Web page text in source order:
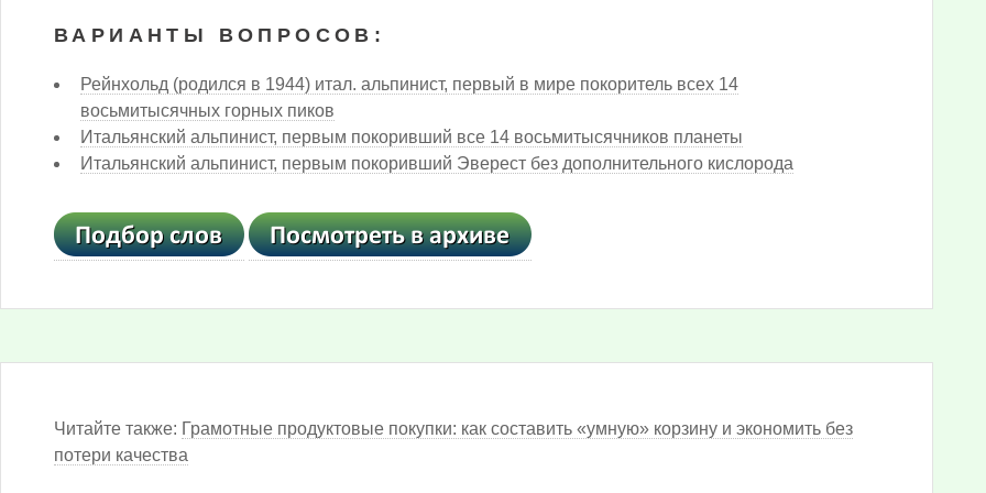
ВАРИАНТЫ ВОПРОСОВ:
Рейнхольд (родился в 1944) итал. альпинист, первый в мире покоритель всех 14
восьмитысячных горных пиков
Итальянский альпинист, первым покоривший все 14 восьмитысячников планеты
Итальянский альпинист, первым покоривший Эверест без дополнительного кислорода
Читайте также: Грамотные продуктовые покупки: как составить «умную» корзину и экономить без
потери качества